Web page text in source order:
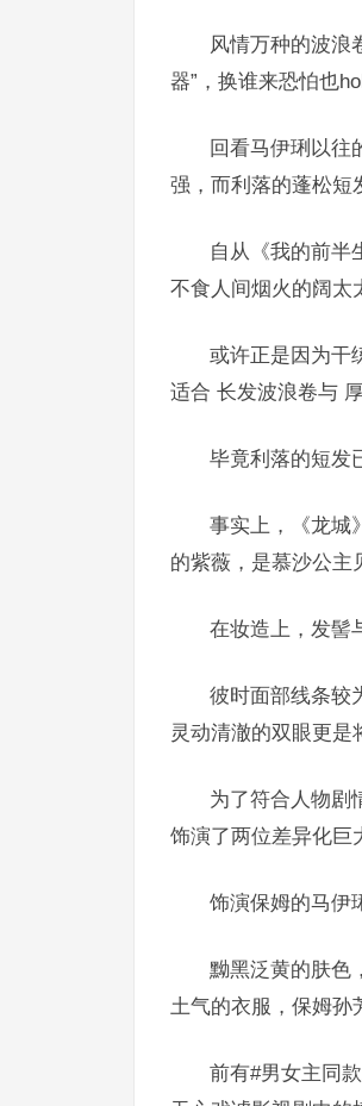
风情万种的波浪
器”，换谁来恐怕也
回看马伊琍以往
强，而利落的蓬松短
自从《我的前半
不食人间烟火的阔太
或许正是因为干
适合 长发波浪卷与
毕竟利落的短发
事实上，《龙城
的紫薇，是慕沙公主
在妆造上，发髻
彼时面部线条较
灵动清澈的双眼更是
为了符合人物剧
饰演了两位差异化巨
饰演保姆的马伊
黝黑泛黄的肤色
土气的衣服，保姆孙
前有#男女主同